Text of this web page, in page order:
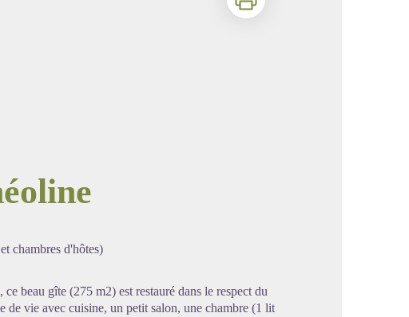
chambres d'hôtes)
beau gîte (275 m2) est restauré dans le respect du
de vie avec cuisine, un petit salon, une chambre (1 lit